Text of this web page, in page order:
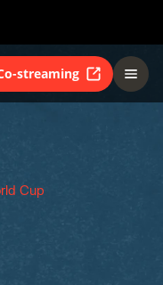
streaming
Cup